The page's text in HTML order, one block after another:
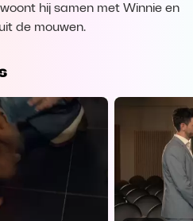
hij samen met Winnie en
de mouwen.